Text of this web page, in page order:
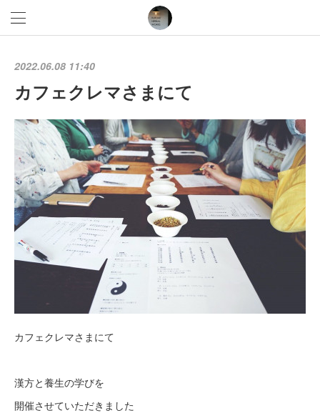
2022.06.08 11:40
カフェクレマさまにて
カフェクレマさまにて
漢方と養生の学びを
開催させていただきました